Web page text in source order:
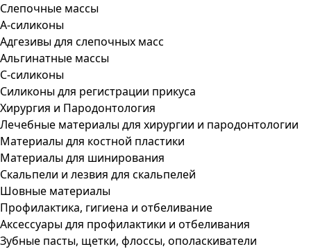
Слепочные массы
А-силиконы
Адгезивы для слепочных масс
Альгинатные массы
С-силиконы
Силиконы для регистрации прикуса
Хирургия и Пародонтология
Лечебные материалы для хирургии и пародонтологии
Материалы для костной пластики
Материалы для шинирования
Скальпели и лезвия для скальпелей
Шовные материалы
Профилактика, гигиена и отбеливание
Аксессуары для профилактики и отбеливания
Зубные пасты, щетки, флоссы, ополаскиватели